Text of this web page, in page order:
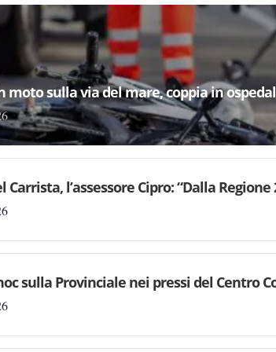
moto sulla via del mare, coppia in
Carrista, l’assessore Cipro: “Dalla
sulla Provinciale nei pressi del Centro